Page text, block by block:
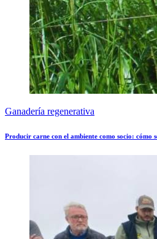
Ganadería regenerativa
Producir carne con el ambiente como socio: cómo